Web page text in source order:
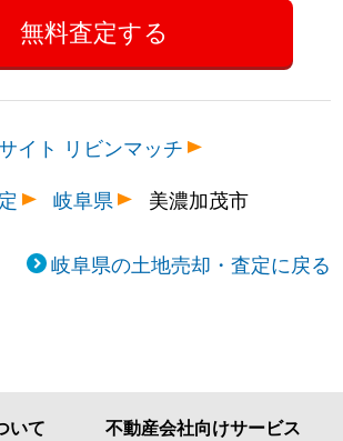
イト リビンマッチ
岐阜県 美濃加茂市
岐阜県の土地売却・査定に戻る
いて 不動産会社向けサービス